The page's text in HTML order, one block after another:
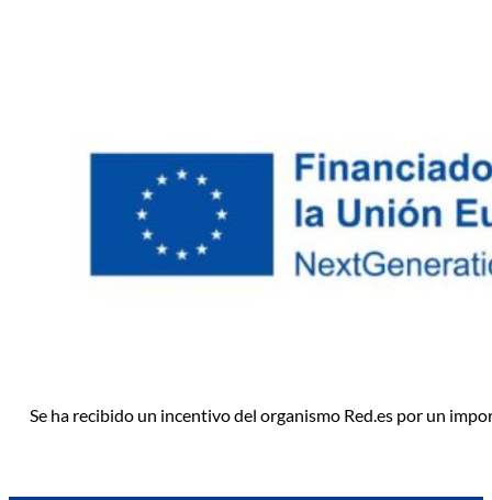
Se ha recibido un incentivo del organismo Red.es por un